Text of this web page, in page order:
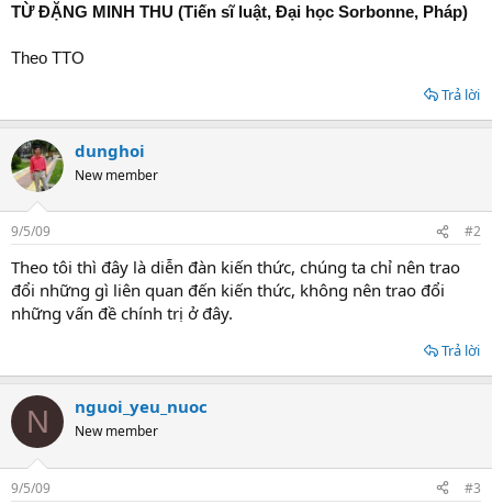
TỪ ĐẶNG MINH THU (Tiến sĩ luật, Đại học Sorbonne, Pháp)
Theo TTO
Trả lời
dunghoi
New member
9/5/09 #2
Theo tôi thì đây là diễn đàn kiến thức, chúng ta chỉ nên trao
đổi những gì liên quan đến kiến thức, không nên trao đổi
những vấn đề chính trị ở đây.
Trả lời
N nguoi_yeu_nuoc
New member
9/5/09 #3